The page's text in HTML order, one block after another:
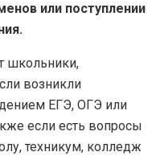
или поступлении
школьники,
возникли
ЕГЭ, ОГЭ или
если есть вопросы
техникум, колледж